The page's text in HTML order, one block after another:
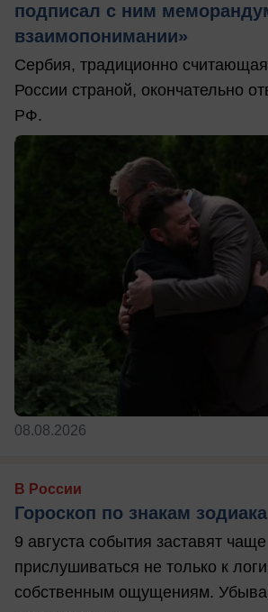
подписал с ним
взаимопонимании»
Сербия, традиционно
России страной, окончательно
РФ.
08.08.2026
В России
Гороскоп по знакам
9 августа события заставят чаще
прислушиваться не только к
собственным ощущениям.